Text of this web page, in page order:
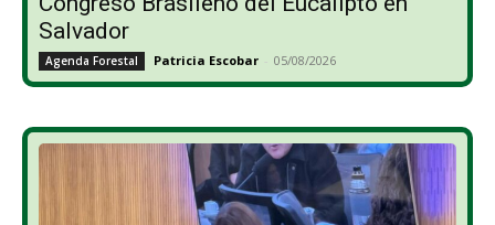
Salvador
Agenda Forestal Patricia Escobar - 05/08/2026